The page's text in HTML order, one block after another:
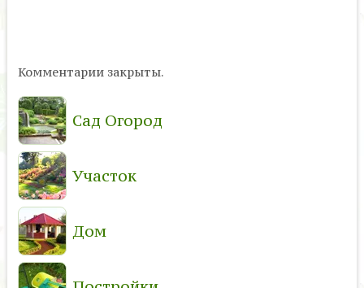
Комментарии закрыты.
Сад Огород
Участок
Дом